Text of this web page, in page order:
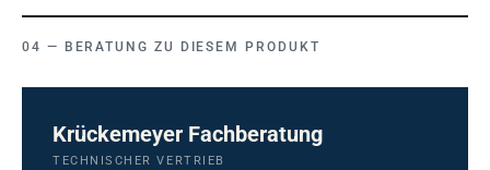
BERATUNG ZU DIESEM PRODUKT
Krückemeyer Fachberatung
TECHNISCHER VERTRIEB